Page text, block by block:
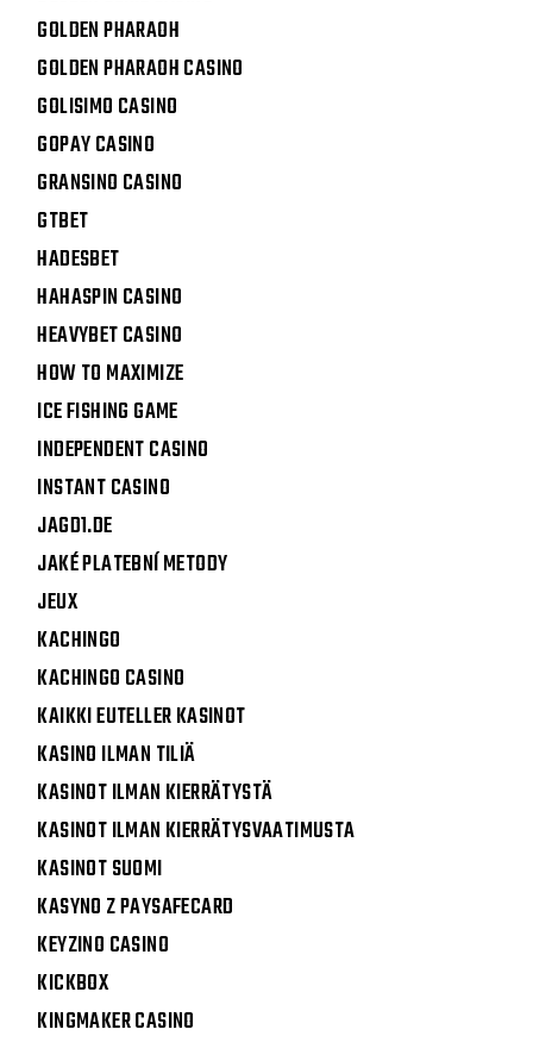
GOLDEN PHARAOH
GOLDEN PHARAOH CASINO
GOLISIMO CASINO
GOPAY CASINO
GRANSINO CASINO
GTBET
HADESBET
HAHASPIN CASINO
HEAVYBET CASINO
HOW TO MAXIMIZE
ICE FISHING GAME
INDEPENDENT CASINO
INSTANT CASINO
JAGD1.DE
JAKÉ PLATEBNÍ METODY
JEUX
KACHINGO
KACHINGO CASINO
KAIKKI EUTELLER KASINOT
KASINO ILMAN TILIÄ
KASINOT ILMAN KIERRÄTYSTÄ
KASINOT ILMAN KIERRÄTYSVAATIMUSTA
KASINOT SUOMI
KASYNO Z PAYSAFECARD
KEYZINO CASINO
KICKBOX
KINGMAKER CASINO